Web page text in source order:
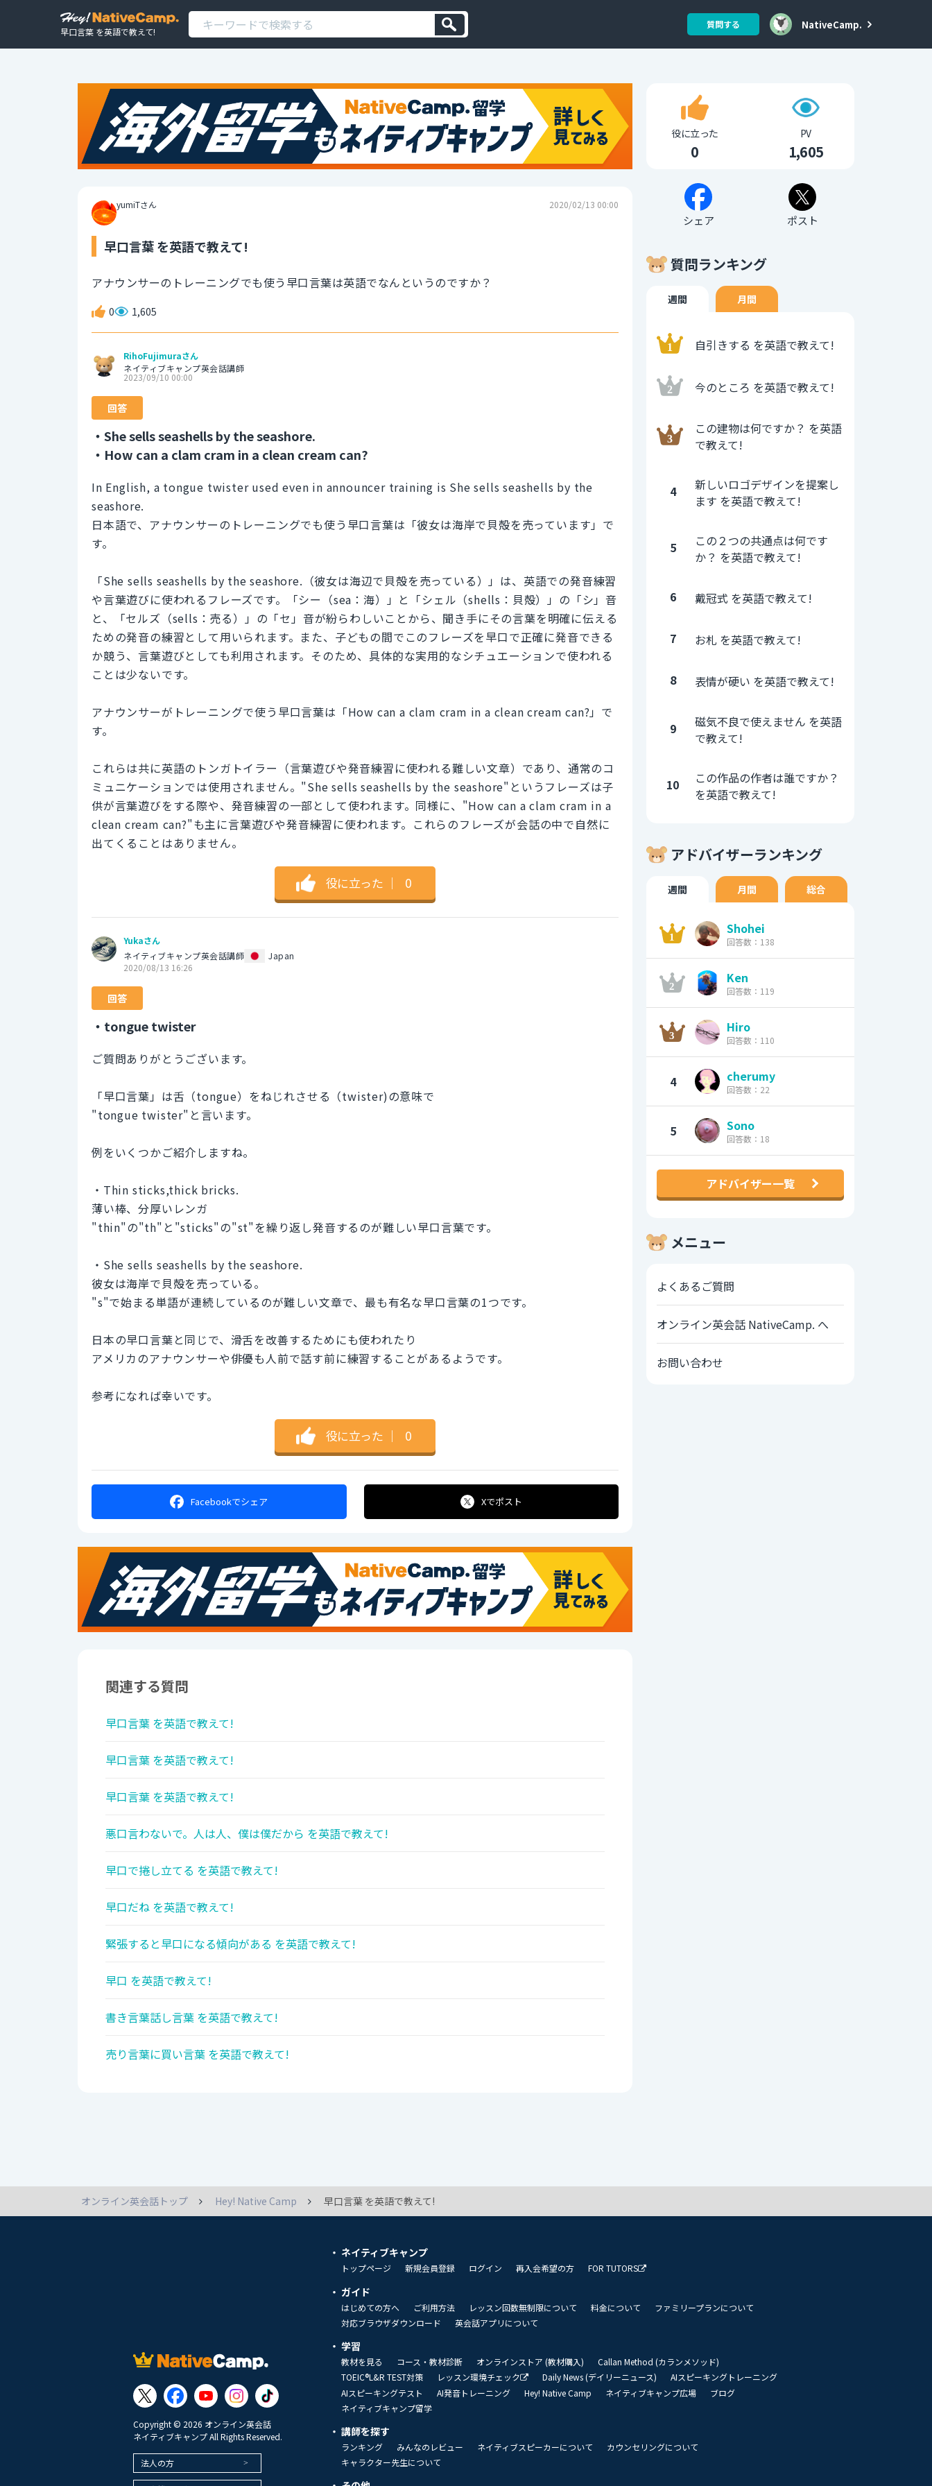
早口言葉 を英語で教えて!
質問する NativeCamp.
yumiTさん 2020/02/13 00:00
早口言葉 を英語で教えて!
アナウンサーのトレーニングでも使う早口言葉は英語でなんというのですか？
0 1,605
RihoFujimuraさん
ネイティブキャンプ英会話講師
2023/09/10 00:00
回答
・She sells seashells by the seashore.
・How can a clam cram in a clean cream can?
In English, a tongue twister used even in announcer training is She sells seashells by the
seashore.
日本語で、アナウンサーのトレーニングでも使う早口言葉は「彼女は海岸で貝殻を売っています」で
す。
「She sells seashells by the seashore.（彼女は海辺で貝殻を売っている）」は、英語での発音練習
や言葉遊びに使われるフレーズです。「シー（sea：海）」と「シェル（shells：貝殻）」の「シ」音
と、「セルズ（sells：売る）」の「セ」音が紛らわしいことから、聞き手にその言葉を明確に伝える
ための発音の練習として用いられます。また、子どもの間でこのフレーズを早口で正確に発音できる
か競う、言葉遊びとしても利用されます。そのため、具体的な実用的なシチュエーションで使われる
ことは少ないです。
アナウンサーがトレーニングで使う早口言葉は「How can a clam cram in a clean cream can?」で
す。
これらは共に英語のトンガトイラー（言葉遊びや発音練習に使われる難しい文章）であり、通常のコ
ミュニケーションでは使用されません。"She sells seashells by the seashore"というフレーズは子
供が言葉遊びをする際や、発音練習の一部として使われます。同様に、"How can a clam cram in a
clean cream can?"も主に言葉遊びや発音練習に使われます。これらのフレーズが会話の中で自然に
出てくることはありません。
役に立った ｜ 0
Yukaさん
ネイティブキャンプ英会話講師
Japan
2020/08/13 16:26
回答
・tongue twister
ご質問ありがとうございます。
「早口言葉」は舌（tongue）をねじれさせる（twister)の意味で
"tongue twister"と言います。
例をいくつかご紹介しますね。
・Thin sticks,thick bricks.
薄い棒、分厚いレンガ
"thin"の"th"と"sticks"の"st"を繰り返し発音するのが難しい早口言葉です。
・She sells seashells by the seashore.
彼女は海岸で貝殻を売っている。
"s"で始まる単語が連続しているのが難しい文章で、最も有名な早口言葉の1つです。
日本の早口言葉と同じで、滑舌を改善するためにも使われたり
アメリカのアナウンサーや俳優も人前で話す前に練習することがあるようです。
参考になれば幸いです。
役に立った ｜ 0
Facebookでシェア Xでポスト
関連する質問
早口言葉 を英語で教えて!
早口言葉 を英語で教えて!
早口言葉 を英語で教えて!
悪口言わないで。人は人、僕は僕だから を英語で教えて!
早口で捲し立てる を英語で教えて!
早口だね を英語で教えて!
緊張すると早口になる傾向がある を英語で教えて!
早口 を英語で教えて!
書き言葉話し言葉 を英語で教えて!
売り言葉に買い言葉 を英語で教えて!
役に立った
0
PV
1,605
シェア ポスト
質問ランキング
週間 月間
自引きする を英語で教えて!
今のところ を英語で教えて!
この建物は何ですか？ を英語
で教えて!
4
新しいロゴデザインを提案し
ます を英語で教えて!
5
この２つの共通点は何です
か？ を英語で教えて!
6 戴冠式 を英語で教えて!
7 お札 を英語で教えて!
8 表情が硬い を英語で教えて!
9
磁気不良で使えません を英語
で教えて!
10
この作品の作者は誰ですか？
を英語で教えて!
アドバイザーランキング
週間 月間 総合
Shohei
回答数：138
Ken
回答数：119
Hiro
回答数：110
4 cherumy
回答数：22
5 Sono
回答数：18
アドバイザー一覧
メニュー
よくあるご質問
オンライン英会話 NativeCamp. へ
お問い合わせ
オンライン英会話トップ Hey! Native Camp 早口言葉 を英語で教えて!
Copyright © 2026 オンライン英会話
ネイティブキャンプ All Rights Reserved.
法人の方
ネイティブキャンプ
トップページ 新規会員登録 ログイン 再入会希望の方 FOR TUTORS
ガイド
はじめての方へ ご利用方法 レッスン回数無制限について 料金について
ファミリープランについて
対応ブラウザダウンロード
英会話アプリについて
学習
教材を見る コース・教材診断 オンラインストア (教材購入)
Callan Method (カランメソッド)
TOEIC®L&R TEST対策
レッスン環境チェック Daily News (デイリーニュース)
AIスピーキングトレーニング
AIスピーキングテスト
AI発音トレーニング Hey! Native Camp ネイティブキャンプ広場
ブログ
ネイティブキャンプ留学
講師を探す
ランキング みんなのレビュー ネイティブスピーカーについて
カウンセリングについて
キャラクター先生について